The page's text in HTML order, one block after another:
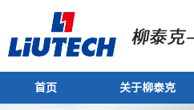
首页 关于柳泰克